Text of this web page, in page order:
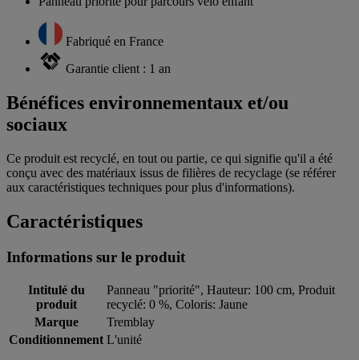
Fabriqué en France
Garantie client : 1 an
Bénéfices environnementaux et/ou
sociaux
Ce produit est recyclé, en tout ou partie, ce qui signifie qu'il a été
conçu avec des matériaux issus de filières de recyclage (se référer
aux caractéristiques techniques pour plus d'informations).
Caractéristiques
Informations sur le produit
Intitulé du
produit
Panneau "priorité", Hauteur: 100 cm, Produit
recyclé: 0 %, Coloris: Jaune
Marque
Tremblay
Conditionnement L'unité